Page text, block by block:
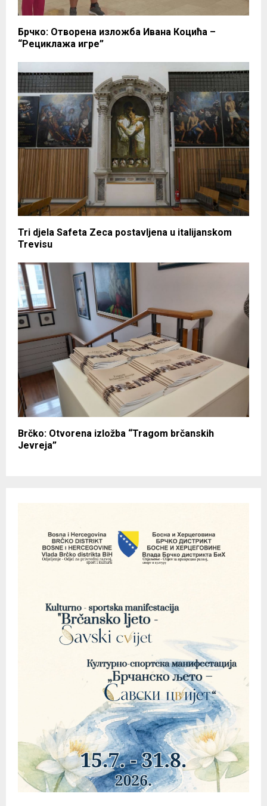
Брчко: Отворена изложба Ивана Коцића –
“Рециклажа игре”
Tri djela Safeta Zeca postavljena u italijanskom
Trevisu
Brčko: Otvorena izložba “Tragom brčanskih
Jevreja”